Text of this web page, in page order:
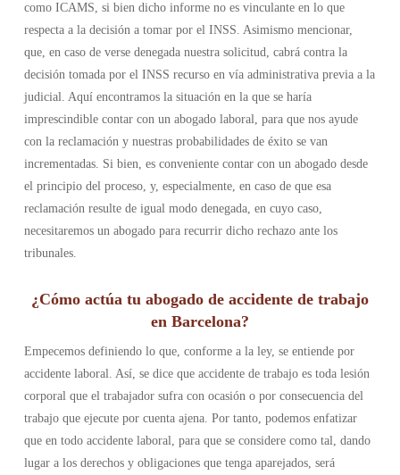
como ICAMS, si bien dicho informe no es vinculante en lo que
respecta a la decisión a tomar por el INSS. Asimismo mencionar,
que, en caso de verse denegada nuestra solicitud, cabrá contra la
decisión tomada por el INSS recurso en vía administrativa previa a la
judicial. Aquí encontramos la situación en la que se haría
imprescindible contar con un abogado laboral, para que nos ayude
con la reclamación y nuestras probabilidades de éxito se van
incrementadas. Si bien, es conveniente contar con un abogado desde
el principio del proceso, y, especialmente, en caso de que esa
reclamación resulte de igual modo denegada, en cuyo caso,
necesitaremos un abogado para recurrir dicho rechazo ante los
tribunales.
¿Cómo actúa tu abogado de accidente de trabajo
en Barcelona?
Empecemos definiendo lo que, conforme a la ley, se entiende por
accidente laboral. Así, se dice que accidente de trabajo es toda lesión
corporal que el trabajador sufra con ocasión o por consecuencia del
trabajo que ejecute por cuenta ajena. Por tanto, podemos enfatizar
que en todo accidente laboral, para que se considere como tal, dando
lugar a los derechos y obligaciones que tenga aparejados, será